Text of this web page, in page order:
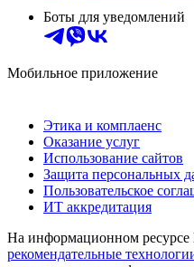
Боты для уведомлений
Мобильное приложение
Этика и комплаенс
Оказание услуг
Использование сайтов
Защита персональных
Пользовательское
ИТ аккредитация
На информационном ресурсе
рекомендательные